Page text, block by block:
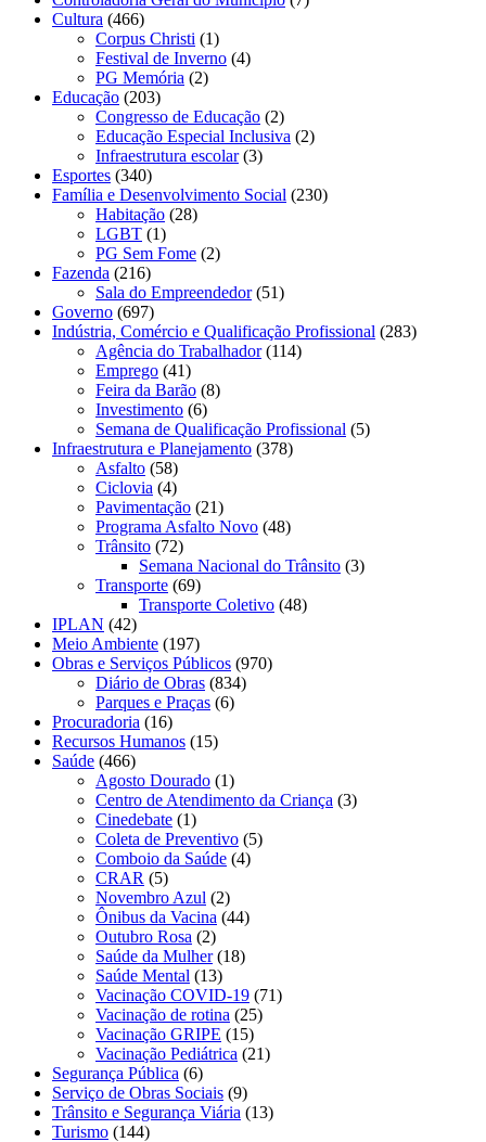
Cultura (466)
Corpus Christi (1)
Festival de Inverno (4)
PG Memória (2)
Educação (203)
Congresso de Educação (2)
Educação Especial Inclusiva (2)
Infraestrutura escolar(3)
Esportes (340)
Família e Desenvolvimento Social (230)
Habitação (28)
LGBT (1)
PG Sem Fome (2)
Fazenda (216)
Sala do Empreendedor(51)
Governo (697)
Indústria, Comércio e Qualificação Profissional (283)
Agência do Trabalhador(114)
Emprego (41)
Feira da Barão (8)
Investimento (6)
Semana de Qualificação Profissional (5)
Infraestrutura e Planejamento (378)
Asfalto (58)
Ciclovia (4)
Pavimentação (21)
Programa Asfalto Novo (48)
Trânsito (72)
Semana Nacional do Trânsito (3)
Transporte (69)
Transporte Coletivo (48)
IPLAN (42)
Meio Ambiente (197)
Obras e Serviços Públicos (970)
Diário de Obras (834)
Parques e Praças (6)
Procuradoria (16)
Recursos Humanos (15)
Saúde (466)
Agosto Dourado (1)
Centro de Atendimento da Criança (3)
Cinedebate (1)
Coleta de Preventivo (5)
Comboio da Saúde (4)
CRAR (5)
Novembro Azul (2)
Ônibus da Vacina (44)
Outubro Rosa (2)
Saúde da Mulher(18)
Saúde Mental (13)
Vacinação COVID-19 (71)
Vacinação de rotina (25)
Vacinação GRIPE (15)
Vacinação Pediátrica (21)
Segurança Pública (6)
Serviço de Obras Sociais (9)
Trânsito e Segurança Viária (13)
Turismo (144)